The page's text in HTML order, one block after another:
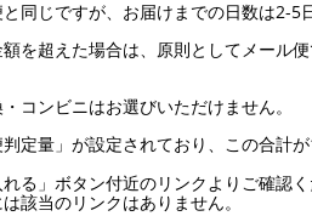
同じですが、お届けまでの日数は2-5
を超えた場合は、原則としてメール
コンビニはお選びいただけません。
定量」が設定されており、この合計
る」ボタン付近のリンクよりご確認く
該当のリンクはありません。